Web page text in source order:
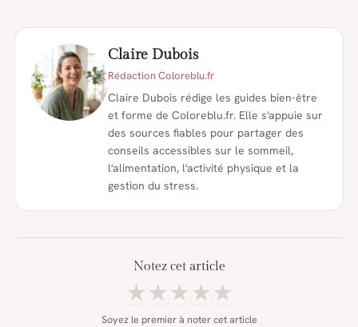
Claire Dubois
Rédaction Coloreblu.fr
Claire Dubois rédige les guides bien-être
et forme de Coloreblu.fr. Elle s'appuie sur
des sources fiables pour partager des
conseils accessibles sur le sommeil,
l'alimentation, l'activité physique et la
gestion du stress.
Notez cet article
★★★★★
Soyez le premier à noter cet article